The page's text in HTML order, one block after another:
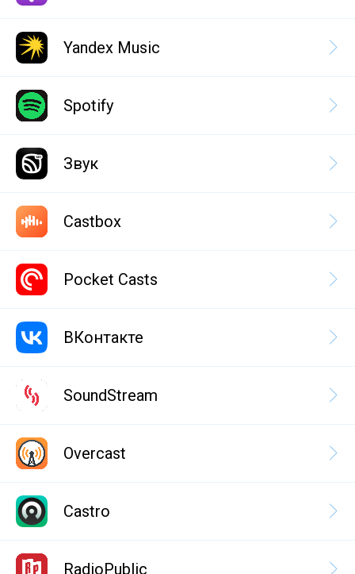
Yandex Music
Spotify
Звук
Castbox
Pocket Casts
ВКонтакте
SoundStream
Overcast
Castro
RadioPublic